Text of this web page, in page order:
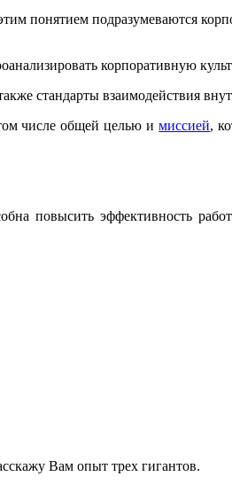
понятием подразумеваются
корпоративную
стандарты взаимодействия
числе общей целью имиссией,
повысить эффективность
Вам опыт трех гигантов.